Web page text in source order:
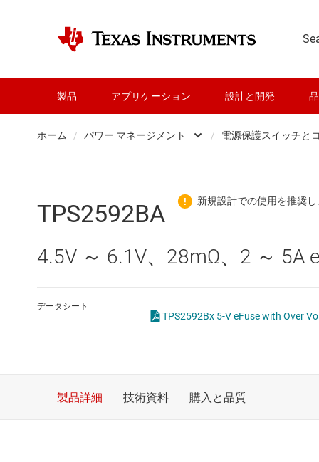
製品 アプリケーション 設計と開発
ホーム / パワー マネージメント
RF とマイクロ波
インターフェイス
クロックとタイミング
/ 電源保護スイッチと
DC/
DDR
LED
TPS2592BA
4.5V ～ 6.1V、28mΩ、2 ～ 5A
データシート